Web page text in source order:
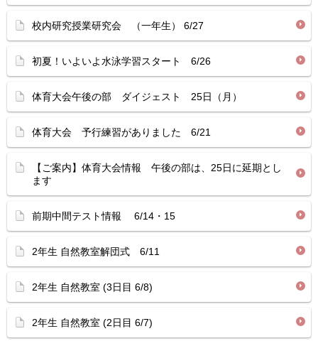
校内研究授業研究会 （一年生） 6/27
初夏！いよいよ水泳学習スタート 6/26
体育大会午後の部 ダイジェスト 25日（月）
体育大会 予行練習がありました 6/21
【ご案内】体育大会情報 午後の部は、25日に延期とし
ます
前期中間テスト情報 6/14・15
2年生 自然教室解団式 6/11
2年生 自然教室 (3日目 6/8)
2年生 自然教室 (2日目 6/7)